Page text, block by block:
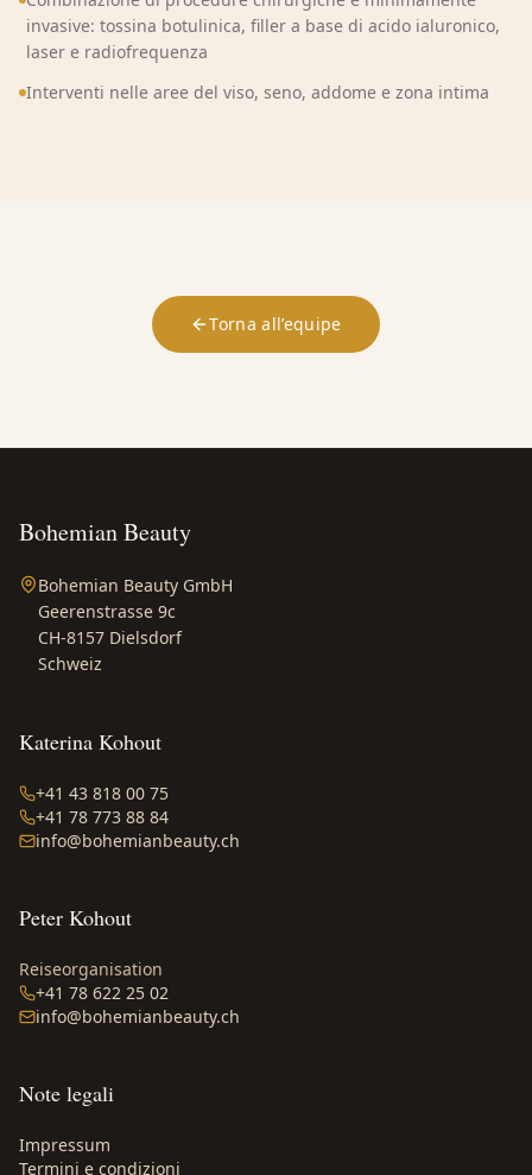
invasive: tossina botulinica, filler a base di acido ialuronico,
laser e radiofrequenza
Interventi nelle aree del viso, seno, addome e zona intima
Torna all’equipe
Bohemian Beauty
Bohemian Beauty GmbH
Geerenstrasse 9c
CH-8157 Dielsdorf
Schweiz
Katerina Kohout
+41 43 818 00 75
+41 78 773 88 84
info@bohemianbeauty.ch
Peter Kohout
Reiseorganisation
+41 78 622 25 02
info@bohemianbeauty.ch
Note legali
Impressum
Termini e condizioni